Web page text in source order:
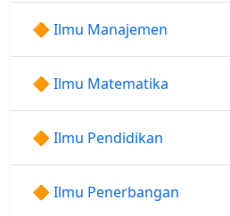
🔶 Ilmu Manajemen
🔶 Ilmu Matematika
🔶 Ilmu Pendidikan
🔶 Ilmu Penerbangan